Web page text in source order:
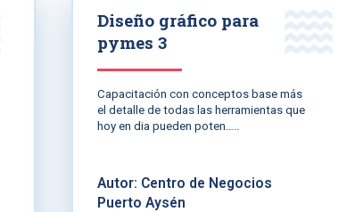
Diseño gráfico para
pymes 3
Capacitación con conceptos base más
el detalle de todas las herramientas que
hoy en dia pueden poten…..
Autor: Centro de Negocios
Puerto Aysén